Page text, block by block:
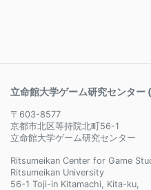
立命館大学ゲーム研究センター
〒603-8577
京都市北区等持院北町56-1
立命館大学ゲーム研究センター
Ritsumeikan Center for Game
Ritsumeikan University
56-1 Toji-in Kitamachi, Kita-ku,